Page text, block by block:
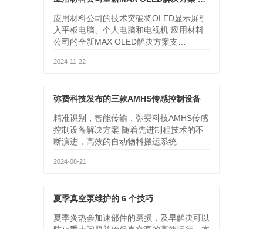
应用材料公司的技术突破将OLED显示屏引
入平板电脑、个人电脑和电视机 应用材料
公司的全新MAX OLED解决方案支…
2024-11-22
弥费科技发布的三款AMHS传感控制设备
精准识别，智能传输，弥费科技AMHS传感
控制设备解决方案 随着先进制程技术的不
断演进，高效的自动物料搬运系统…
2024-08-21
夏季真空泵维护的 6 个技巧
夏季炎热会加速部件的磨损，及早解决可以